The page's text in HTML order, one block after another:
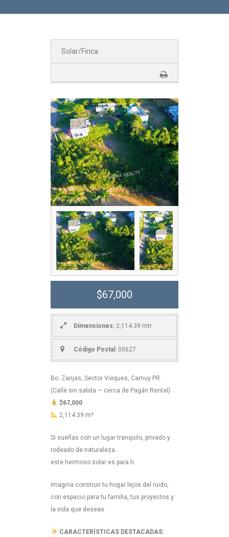
Solar/Finca
$67,000
Dimensiones: 2,114.39 mtr
Código Postal: 00627
Bo. Zanjas, Sector Vieques, Camuy PR.
(Calle sin salida — cerca de Pagán Rental)
$67,000
2,114.39 m²
Si sueñas con un lugar tranquilo, privado y
rodeado de naturaleza…
este hermoso solar es para ti.
Imagina construir tu hogar lejos del ruido,
con espacio para tu familia, tus proyectos y
la vida que deseas.
CARACTERÍSTICAS DESTACADAS: